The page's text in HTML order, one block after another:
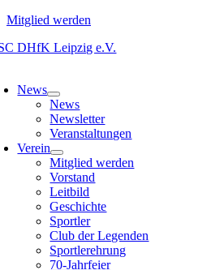
Mitglied werden
Zum
News
News
Newsletter
Veranstaltungen
Verein
Mitglied werden
Vorstand
Leitbild
Geschichte
Sportler
Club der Legenden
Sportlerehrung
70-Jahrfeier